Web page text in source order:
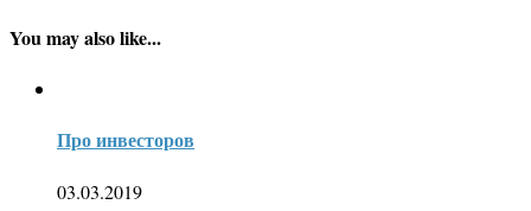
You may also like...
Про инвесторов
03.03.2019